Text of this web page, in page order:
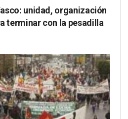
unidad, organización
terminar con la pesadilla